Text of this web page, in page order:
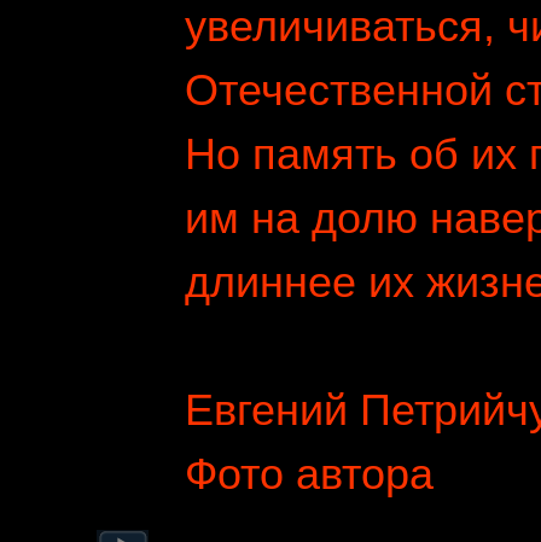
увеличиваться,
Отечественной
Но память об их
им на долю
длиннее их
Евгений
Фото автора